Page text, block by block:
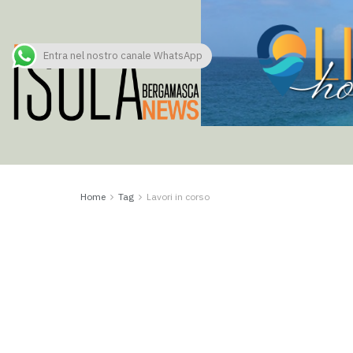
Home Tag Lavori in corso
Entra nel nostro canale WhatsApp